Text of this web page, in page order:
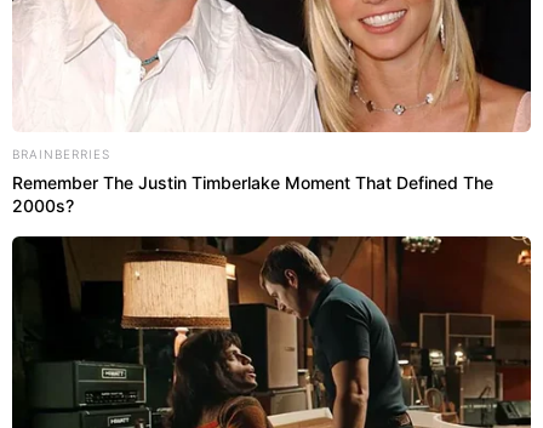
BRAINBERRIES
Remember The Justin Timberlake Moment That Defined The
2000s?